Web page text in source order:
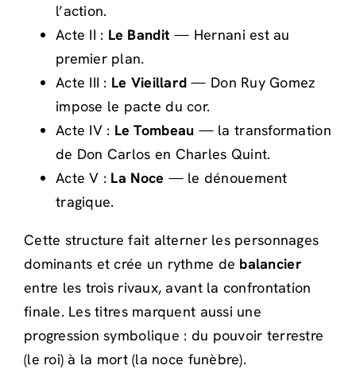
l’action.
Acte II : Le Bandit — Hernani est au
premier plan.
Acte III : Le Vieillard — Don Ruy Gomez
impose le pacte du cor.
Acte IV : Le Tombeau — la transformation
de Don Carlos en Charles Quint.
Acte V : La Noce — le dénouement
tragique.
Cette structure fait alterner les personnages
dominants et crée un rythme de balancier
entre les trois rivaux, avant la confrontation
finale. Les titres marquent aussi une
progression symbolique : du pouvoir terrestre
(le roi) à la mort (la noce funèbre).